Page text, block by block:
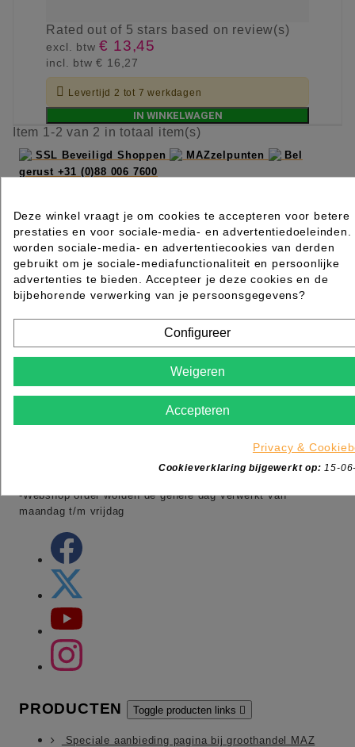
Ratedout of 5 stars based on review(s)
excl. btw€ 13,45
incl. btw€ 16,27
 Levertijd 2 tot 7 werkdagen
IN WINKELWAGEN
Item 1-2 van 2 in totaal item(s)
SSL Beveiligd Shoppen MAZzelpunten
Bel
gerust +31 (0)88 006 7600
MAZ Beautyland onderdeel van MSK
Ambacht 6
5301KW Zaltbommel
Ambacht 6 5301 KW Zaltbommel
Adres:Dotterbloemstraat 20 3053 JV Rotterdam
-maandag gesloten
-zaterdag van 09:00 tot 13:00
-Webshop order worden de gehele dag verwerkt van
maandag t/m vrijdag
PRODUCTEN Toggle producten links 
Speciale aanbieding pagina bij groothandel MAZ
Deze winkel vraagt je om cookies te accepteren voor betere
prestaties en voor sociale-media- en advertentiedoeleinden.
worden sociale-media- en advertentiecookies van derden
gebruikt om je sociale-mediafunctionaliteit en persoonlijke
advertenties te bieden. Accepteer je deze cookies en de
bijbehorende verwerking van je persoonsgegevens?
Configureer
Weigeren
Accepteren
Privacy &
Cookieverklaring bijgewerkt op: 15-